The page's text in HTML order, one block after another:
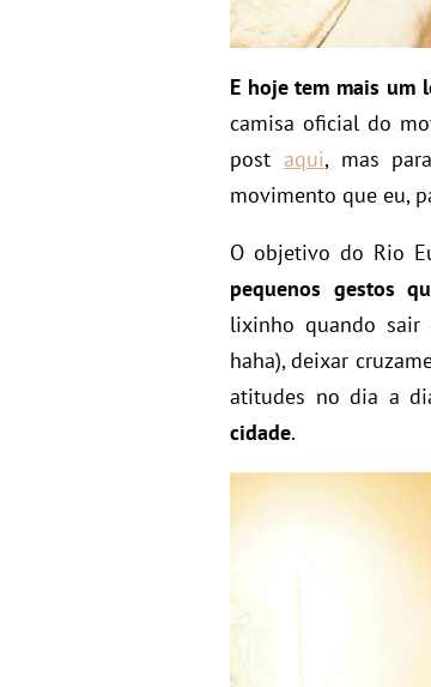
E hoje tem mais um
camisa oficial do
post aqui, mas
movimento que eu,
O objetivo do Rio
pequenos gestos
lixinho quando sair
haha), deixar
atitudes no dia a
cidade.